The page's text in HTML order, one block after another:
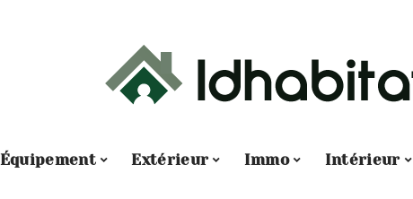
Équipement Extérieur Immo Intérieur